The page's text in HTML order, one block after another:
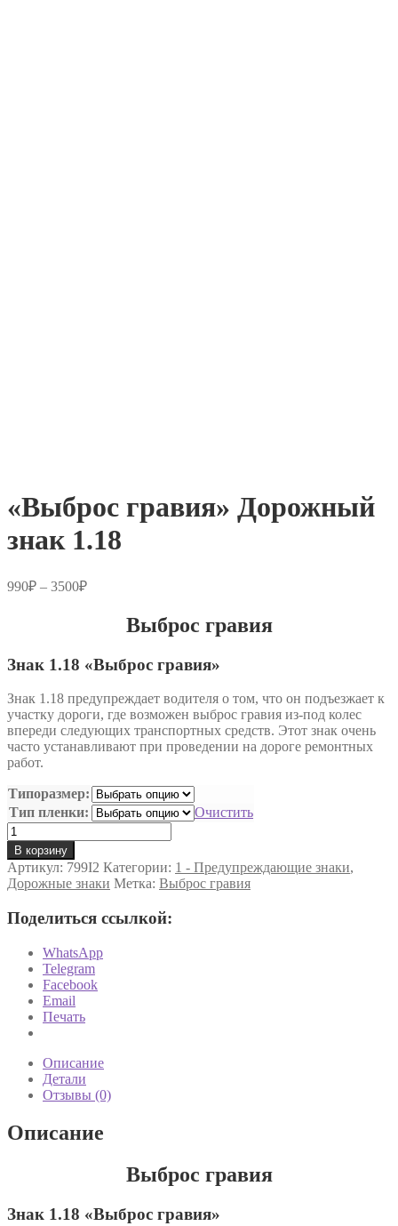
«Выброс гравия» Дорожный
знак 1.18
990₽ – 3500₽Диапазон
Выброс гравия
Знак 1.18 «Выброс гравия»
Знак 1.18 предупреждает водителя о том, что он подъезжает к
участку дороги, где возможен выброс гравия из-под колес
впереди следующих транспортных средств. Этот знак очень
часто устанавливают при проведении на дороге ремонтных
работ.
Типоразмер:
Тип пленки:
Очистить
Количество
товара
«Выброс
гравия»
Дорожный
знак
1.18
В корзину
Артикул: 799I2 Категории: 1 - Предупреждающие знаки,
Дорожные знаки Метка: Выброс гравия
Поделиться ссылкой:
WhatsApp
Telegram
Facebook
Email
Печать
Описание
Детали
Отзывы (0)
Описание
Выброс гравия
Знак 1.18 «Выброс гравия»